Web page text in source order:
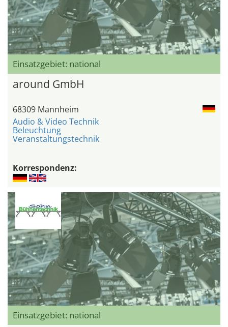
Einsatzgebiet: national
around GmbH
68309 Mannheim
Audio & Video Technik
Beleuchtung
Veranstaltungstechnik
Korrespondenz:
Einsatzgebiet: national